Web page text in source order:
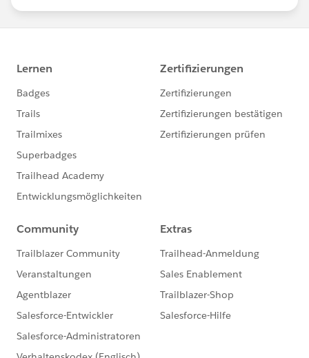
eau
また通常、Known Issues (既知の問題) サイトは 10 件
分表示しますが、この件数を 100 件に増やすように検
（例）
https://issues.salesforce.com/#f[sfcategoryfull]=Table
💡各 Known Issues (既知の問題) の記載内容
各 Known Issues (既知の問題) は、基本的に以下の内容
で構成されています。
Found in Release：問題の発生が確認されたバージ